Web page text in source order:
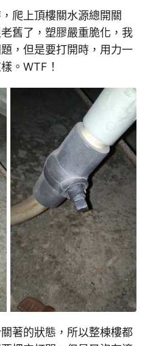
爬上頂樓關水源總開關
舊了，塑膠嚴重脆化，我
，但是要打開時，用力一
。WTF！
著的狀態，所以整棟樓都